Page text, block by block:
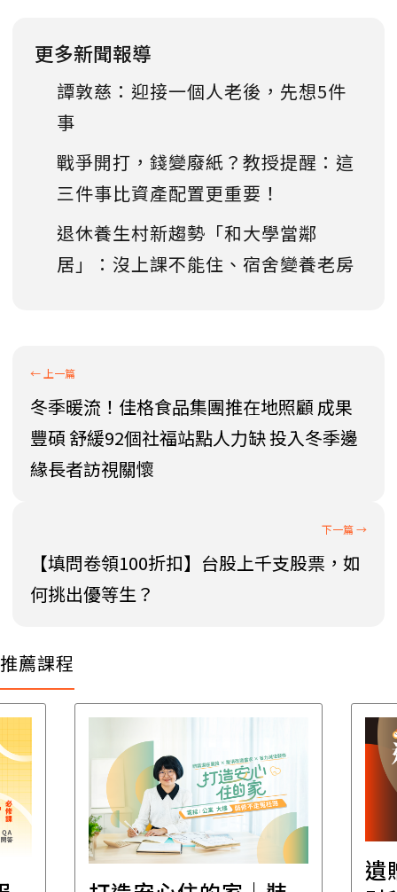
更多新聞報導
譚敦慈：迎接一個人老後，先想5件
事
戰爭開打，錢變廢紙？教授提醒：這
三件事比資產配置更重要！
退休養生村新趨勢「和大學當鄰
居」：沒上課不能住、宿舍變養老房
冬季暖流！佳格食品集團推在地照顧 成果
豐碩 舒緩92個社福站點人力缺 投入冬季邊
緣長者訪視關懷
【填問卷領100折扣】台股上千支股票，如
何挑出優等生？
推薦課程
遺